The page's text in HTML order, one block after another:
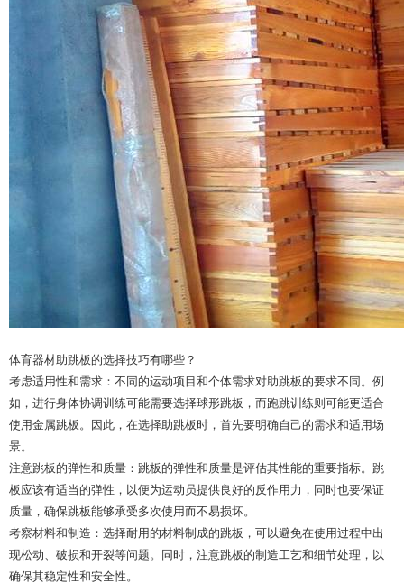
体育器材助跳板的选择技巧有哪些？
考虑适用性和需求：不同的运动项目和个体需求对助跳板的要求不同。例
如，进行身体协调训练可能需要选择球形跳板，而跑跳训练则可能更适合
使用金属跳板。因此，在选择助跳板时，首先要明确自己的需求和适用场
景。
注意跳板的弹性和质量：跳板的弹性和质量是评估其性能的重要指标。跳
板应该有适当的弹性，以便为运动员提供良好的反作用力，同时也要保证
质量，确保跳板能够承受多次使用而不易损坏。
考察材料和制造：选择耐用的材料制成的跳板，可以避免在使用过程中出
现松动、破损和开裂等问题。同时，注意跳板的制造工艺和细节处理，以
确保其稳定性和安全性。